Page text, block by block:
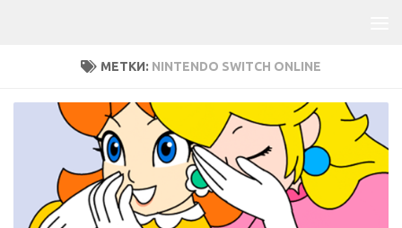
МЕТКИ: NINTENDO SWITCH ONLINE